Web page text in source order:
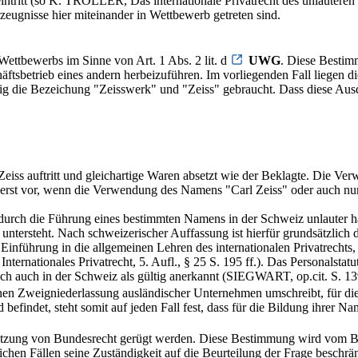
hier miteinander in Wettbewerb getreten sind.
im Sinne von Art. 1 Abs. 2 lit. d UWG. Diese
eines andern herbeizuführen. Im vorliegenden Fall liegen
die Bezeichung "Zeisswerk" und "Zeiss" gebraucht. Dass diese
auftritt und gleichartige Waren absetzt wie der Beklagte. Die
vor, wenn die Verwendung des Namens "Carl Zeiss" oder auch
die Führung eines bestimmten Namens in der Schweiz unlauter
Nach schweizerischer Auffassung ist hierfür grundsätzlich
in die allgemeinen Lehren des internationalen
Privatrecht, 5. Aufl., § 25 S. 195 ff.). Das
auch in der Schweiz als gültig anerkannt (SIEGWART, op.cit. S.
Zweigniederlassung ausländischer Unternehmen umschreibt, für
steht somit auf jeden Fall fest, dass für die Bildung ihrer
von Bundesrecht gerügt werden. Diese Bestimmung wird vom
Fällen seine Zuständigkeit auf die Beurteilung der Frage